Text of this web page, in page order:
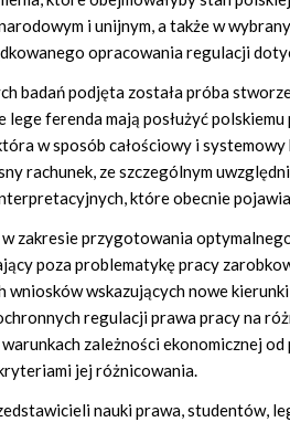
i unijnym, a także w
opracowania regulacji
badań podjęta została próba
lege ferenda mają posłużyć
w sposób całościowy i
rachunek, ze szczególnym
które obecnie
zakresie przygotowania
poza problematykę pracy
wskazujących nowe
regulacji prawa pracy na
zależności ekonomicznej
jej różnicowania.
nauki prawa, studentów,